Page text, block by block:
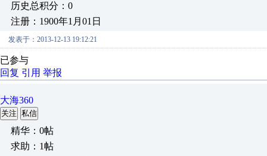
历史总积分：0
注册：1900年1月01日
发表于：2013-12-13 19:12:21
已参与
回复 引用 举报
大海360
关注 私信
精华：0帖
求助：1帖